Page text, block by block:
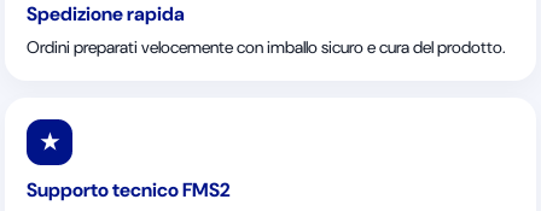
Spedizione rapida
Ordini preparati velocemente con imballo sicuro e cura del prodotto.
★
Supporto tecnico FMS2